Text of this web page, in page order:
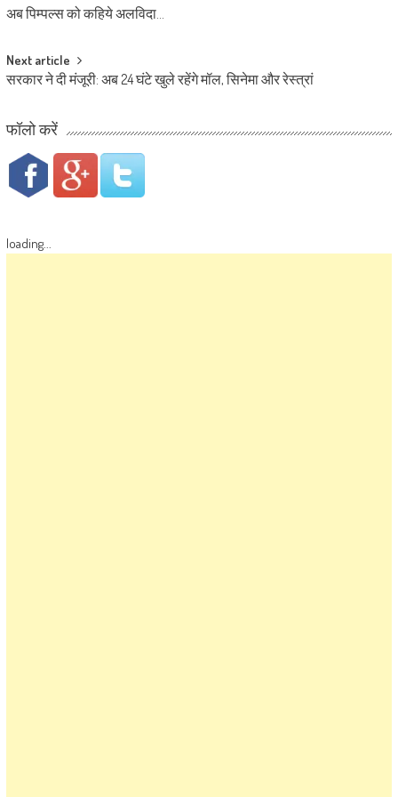
अब पिम्पल्स को कहिये अलविदा…
Next article
सरकार ने दी मंजूरी: अब 24 घंटे खुले रहेंगे मॉल, सिनेमा और रेस्त्रां
फॉलो करें
loading...